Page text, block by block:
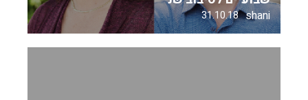
shani
31.10.18